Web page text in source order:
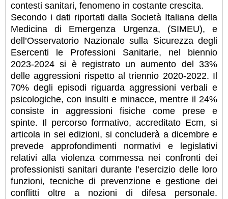
contesti sanitari, fenomeno in costante crescita.
Secondo i dati riportati dalla Società Italiana della
Medicina di Emergenza Urgenza, (SIMEU), e
dell’Osservatorio Nazionale sulla Sicurezza degli
Esercenti le Professioni Sanitarie, nel biennio
2023-2024 si è registrato un aumento del 33%
delle aggressioni rispetto al triennio 2020-2022. Il
70% degli episodi riguarda aggressioni verbali e
psicologiche, con insulti e minacce, mentre il 24%
consiste in aggressioni fisiche come prese e
spinte. Il percorso formativo, accreditato Ecm, si
articola in sei edizioni, si concluderà a dicembre e
prevede approfondimenti normativi e legislativi
relativi alla violenza commessa nei confronti dei
professionisti sanitari durante l’esercizio delle loro
funzioni, tecniche di prevenzione e gestione dei
conflitti oltre a nozioni di difesa personale.